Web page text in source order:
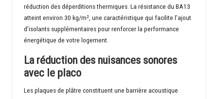
réduction des déperditions thermiques. La résistance du BA13
atteint environ 30 kg/m², une caractéristique qui facilite l’ajout
d’isolants supplémentaires pour renforcer la performance
énergétique de votre logement.
La réduction des nuisances sonores
avec le placo
Les plaques de plâtre constituent une barrière acoustique